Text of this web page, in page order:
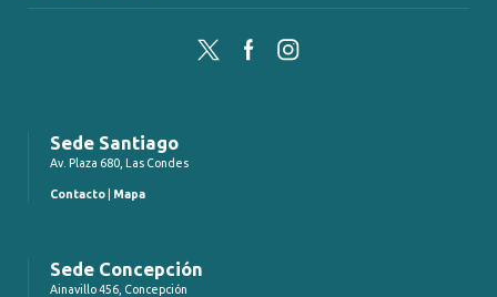
Twitter FacebookInstagram
Sede Santiago
Av. Plaza 680, Las Condes
Contacto Mapa
Sede Concepción
Ainavillo 456, Concepción